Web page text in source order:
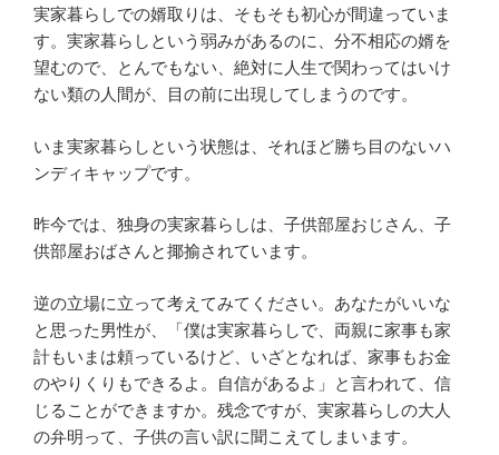
実家暮らしでの婿取りは、そもそも初心が間違っていま
す。実家暮らしという弱みがあるのに、分不相応の婿を
望むので、とんでもない、絶対に人生で関わってはいけ
ない類の人間が、目の前に出現してしまうのです。
いま実家暮らしという状態は、それほど勝ち目のないハ
ンディキャップです。
昨今では、独身の実家暮らしは、子供部屋おじさん、子
供部屋おばさんと揶揄されています。
逆の立場に立って考えてみてください。あなたがいいな
と思った男性が、「僕は実家暮らしで、両親に家事も家
計もいまは頼っているけど、いざとなれば、家事もお金
のやりくりもできるよ。自信があるよ」と言われて、信
じることができますか。残念ですが、実家暮らしの大人
の弁明って、子供の言い訳に聞こえてしまいます。